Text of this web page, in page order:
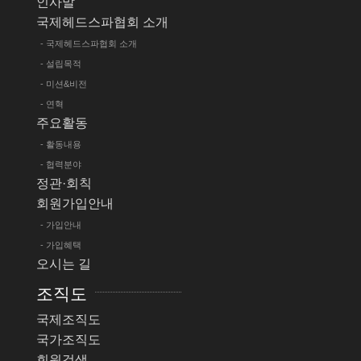
국제헤드스파협회 소개
- 국제헤드스파협회 소개
- 설립목적
- 미션&비전
- 연혁
주요활동
- 활동내용
- 협력분야
정관·회칙
회원가입안내
- 가입안내
- 가입혜택
오시는 길
조직도
국제조직도
국가조직도